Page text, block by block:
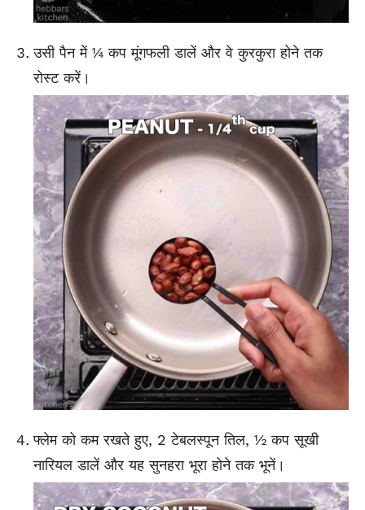
उसी पैन में ¼ कप मूंगफली डालें और वे कुरकुरा होने तक
रोस्ट करें।
फ्लेम को कम रखते हुए, 2 टेबलस्पून तिल, ½ कप सूखी
नारियल डालें और यह सुनहरा भूरा होने तक भूनें।